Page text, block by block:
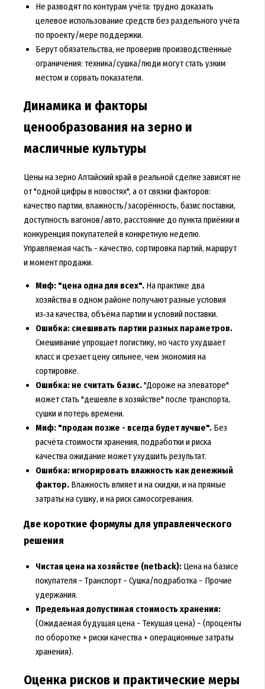
Не разводят по контурам учёта: трудно доказать
целевое использование средств без раздельного учёта
по проекту/мере поддержки.
Берут обязательства, не проверив производственные
ограничения: техника/сушка/люди могут стать узким
местом и сорвать показатели.
Динамика и факторы
ценообразования на зерно и
масличные культуры
Цены на зерно Алтайский край в реальной сделке зависят не
от "одной цифры в новостях", а от связки факторов:
качество партии, влажность/засорённость, базис поставки,
доступность вагонов/авто, расстояние до пункта приёмки и
конкуренция покупателей в конкретную неделю.
Управляемая часть - качество, сортировка партий, маршрут
и момент продажи.
Миф: "цена одна для всех".На практике два
хозяйства в одном районе получают разные условия
из‑за качества, объёма партии и условий поставки.
Ошибка: смешивать партии разных параметров.
Смешивание упрощает логистику, но часто ухудшает
класс и срезает цену сильнее, чем экономия на
сортировке.
Ошибка: не считать базис."Дороже на элеваторе"
может стать "дешевле в хозяйстве" после транспорта,
сушки и потерь времени.
Миф: "продам позже - всегда будет лучше".Без
расчёта стоимости хранения, подработки и риска
качества ожидание может ухудшить результат.
Ошибка: игнорировать влажность как денежный
фактор.Влажность влияет и на скидки, и на прямые
затраты на сушку, и на риск самосогревания.
Две короткие формулы для управленческого
решения
Чистая цена на хозяйстве (netback):Цена на базисе
покупателя − Транспорт − Сушка/подработка − Прочие
удержания.
Предельная допустимая стоимость хранения:
(Ожидаемая будущая цена − Текущая цена) − (проценты
по оборотке + риски качества + операционные затраты
хранения).
Оценка рисков и практические меры